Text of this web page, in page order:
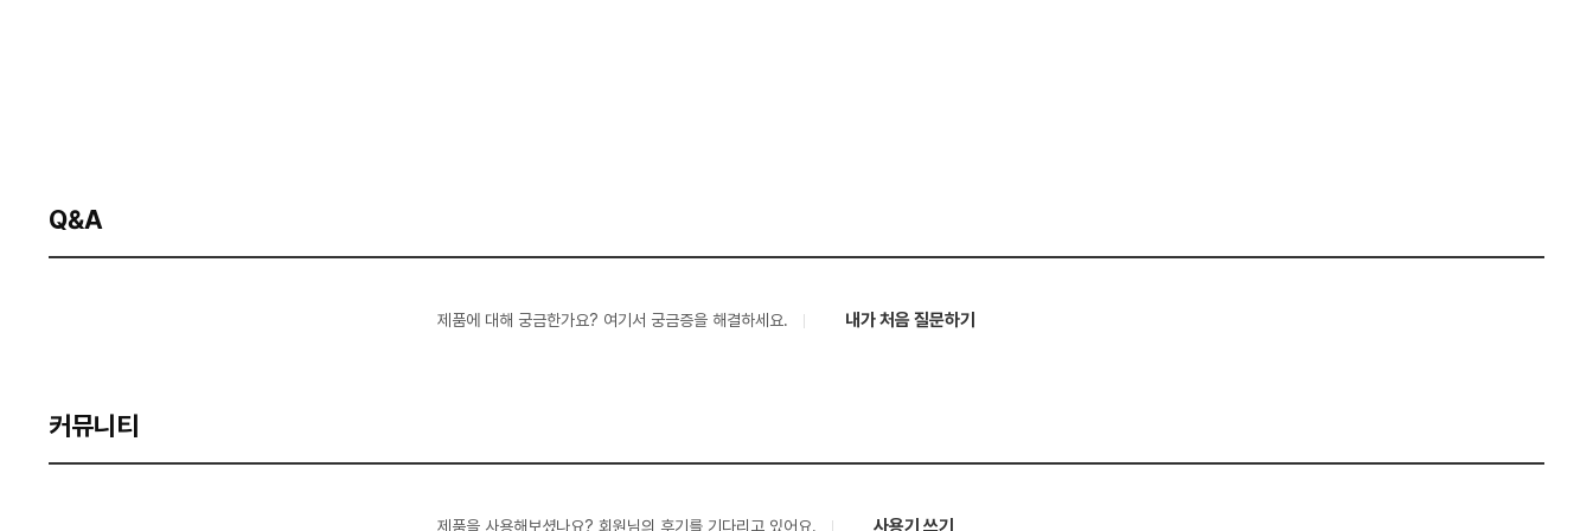
Q&A
제품에 대해 궁금한가요? 여기서 궁금증을 해결하세요. 내가 처음 질문하기
커뮤니티
제품을 사용해보셨나요? 회원님의 후기를 기다리고 있어요. 사용기 쓰기